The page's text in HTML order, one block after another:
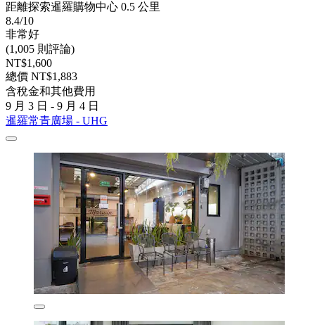
距離探索暹羅購物中心 0.5 公里
8.4/10
非常好
(1,005 則評論)
NT$1,600
總價 NT$1,883
含稅金和其他費用
9 月 3 日 - 9 月 4 日
暹羅常青廣場 - UHG